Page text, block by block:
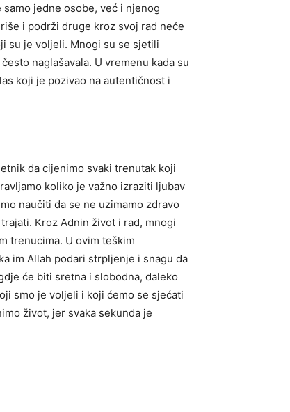
jedne osobe, već i njenog
i podrži druge kroz svoj rad neće
su je voljeli. Mnogi su se sjetili
naglašavala. U vremenu kada su
koji je pozivao na autentičnost i
da cijenimo svaki trenutak koji
koliko je važno izraziti ljubav
naučiti da se ne uzimamo zdravo
Kroz Adnin život i rad, mnogi
trenucima. U ovim teškim
im Allah podari strpljenje i snagu da
će biti sretna i slobodna, daleko
smo je voljeli i koji ćemo se sjećati
život, jer svaka sekunda je